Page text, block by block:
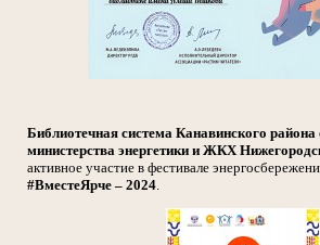
Библиотечная система Канавинского района
министерства энергетики и ЖКХ
активное участие в фестивале
#ВместеЯрче – 2024.